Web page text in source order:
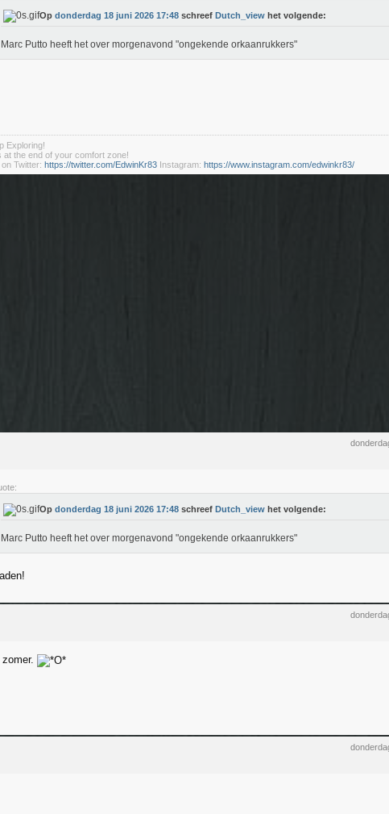
Op donderdag 18 juni 2026 17:48 schreef Dutch_view het volgende:
Marc Putto heeft het over morgenavond "ongekende orkaanrukkers"
Exploring!
at the end of your comfort zone!
Twitter: https://twitter.com/EdwinKr83 Instagram: https://www.instagram.com/edwinkr83/
Op donderdag 18 juni 2026 17:48 schreef Dutch_view het volgende:
Marc Putto heeft het over morgenavond "ongekende orkaanrukkers"